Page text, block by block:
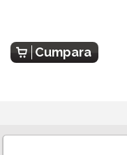
Cumpara